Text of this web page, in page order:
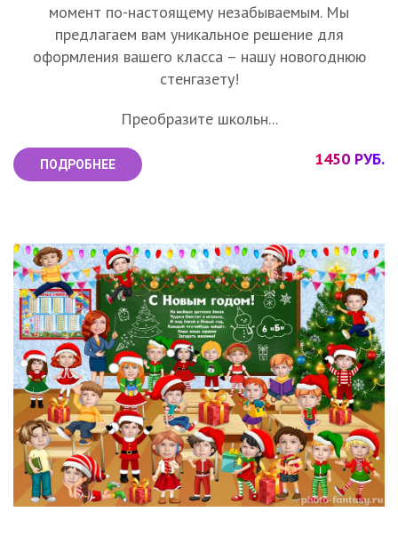
момент по-настоящему незабываемым. Мы
предлагаем вам уникальное решение для
оформления вашего класса – нашу новогоднюю
стенгазету!
Преобразите школьн...
ПОДРОБНЕЕ 1450 РУБ.